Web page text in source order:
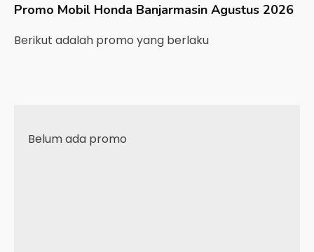
Promo Mobil Honda Banjarmasin Agustus 2026
Berikut adalah promo yang berlaku
Belum ada promo